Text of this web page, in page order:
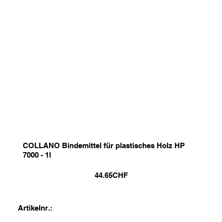
COLLANO Bindemittel für plastisches Holz HP
7000 - 1l
44.65CHF
Artikelnr.: